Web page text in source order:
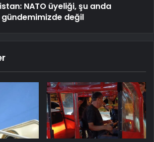
NATO üyeliği, şu anda
gündemimizde değil